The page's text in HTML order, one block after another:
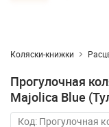
Коляски-книжки
Прогулочная
Majolica Blue
Код: Прогулочная